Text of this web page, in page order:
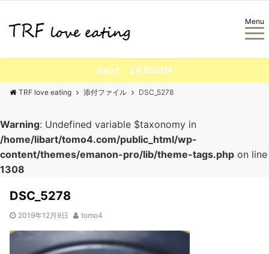
Menu
next LESSON
Warning: Undefined variable $taxonomy in
/home/libart/tomo4.com/public_html/wp-
content/themes/emanon-pro/lib/theme-tags.php on line
1308
TRF love eating 添付ファイル DSC_5278
DSC_5278
2019年12月9日 tomo4